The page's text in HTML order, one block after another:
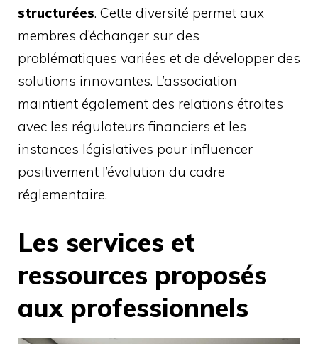
structurées. Cette diversité permet aux
membres d’échanger sur des
problématiques variées et de développer des
solutions innovantes. L’association
maintient également des relations étroites
avec les régulateurs financiers et les
instances législatives pour influencer
positivement l’évolution du cadre
réglementaire.
Les services et
ressources proposés
aux professionnels